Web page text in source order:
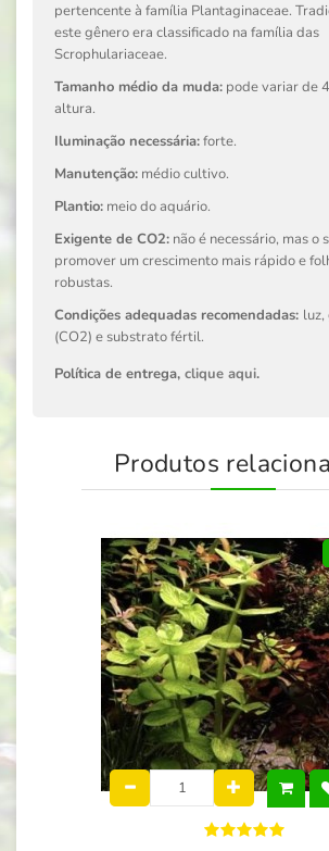
pertencente à família Plantaginaceae.
este gênero era classificado na família das
Scrophulariaceae.
Tamanho médio da muda: pode variar de
altura.
Iluminação necessária:forte.
Manutenção: médio cultivo.
Plantio: meio do aquário.
Exigente de CO2: não é necessário, mas o
promover um crescimento mais rápido e
robustas.
Condições adequadas recomendadas: luz,
(CO2) e substrato fértil.
Política de entrega, clique aqui.
Produtos